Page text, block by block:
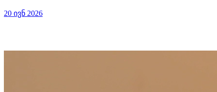
20 ივნ 2026